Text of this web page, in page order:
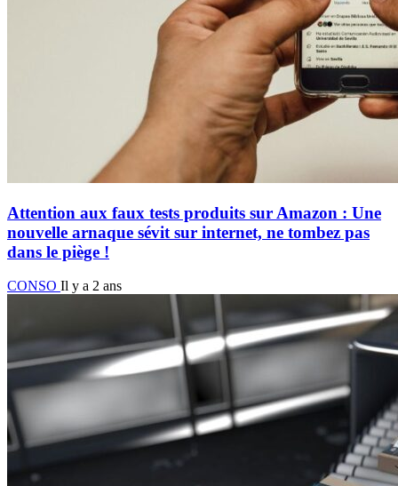
Attention aux faux tests produits sur Amazon : Une
nouvelle arnaque sévit sur internet, ne tombez pas
dans le piège !
CONSO Il y a 2 ans